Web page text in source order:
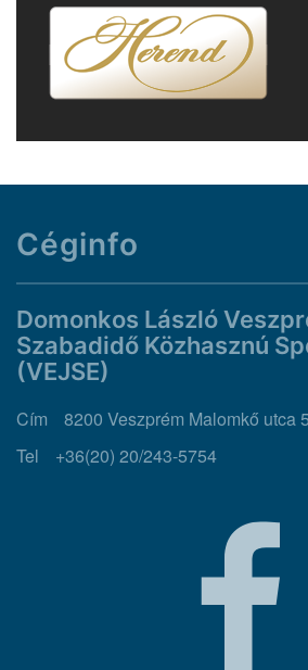
Céginfo
Domonkos László
Szabadidő Közhasznú
(VEJSE)
Cím
8200 Veszprém Malomkő utca
Tel
+36(20) 20/243-5754